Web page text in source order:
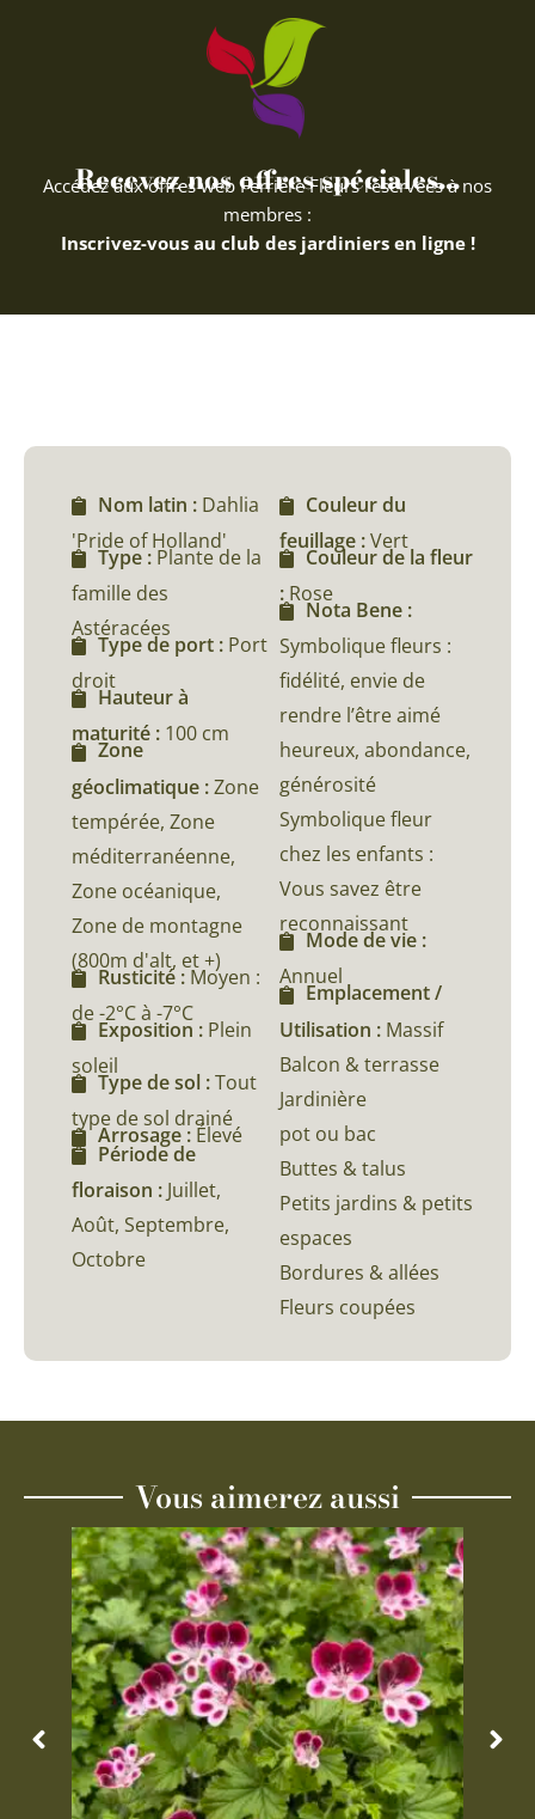
Recevez nos offres spéciales...
Accédez aux offres web Ferriere Fleurs réservées à nos
membres :
Inscrivez-vous au club des jardiniers en ligne !
Nom latin : Dahlia
'Pride of Holland'
Type : Plante de la
famille des
Astéracées
Type de port : Port
droit
Hauteur à
maturité : 100 cm
Zone
géoclimatique :Zone
tempérée, Zone
méditerranéenne,
Zone océanique,
Zone de montagne
(800m d'alt, et +)
Rusticité : Moyen :
de -2°C à -7°C
Exposition : Plein
soleil
Type de sol :Tout
type de sol drainé
Arrosage : Élevé
Période de
floraison : Juillet,
Août, Septembre,
Octobre
Couleur du
feuillage :Vert
Couleur de la fleur
: Rose
Nota Bene :
Symbolique fleurs :
fidélité, envie de
rendre l’être aimé
heureux, abondance,
générosité
Symbolique fleur
chez les enfants :
Vous savez être
reconnaissant
Mode de vie :
Annuel
Emplacement /
Utilisation : Massif
Balcon & terrasse
Jardinière
pot ou bac
Buttes & talus
Petits jardins & petits
espaces
Bordures & allées
Fleurs coupées
Vous aimerez aussi